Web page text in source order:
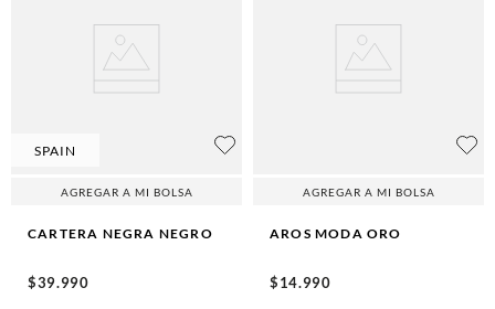
SPAIN
AGREGAR A MI BOLSA
CARTERA NEGRA NEGRO
$39.990
AGREGAR A MI BOLSA
AROS MODA ORO
$14.990